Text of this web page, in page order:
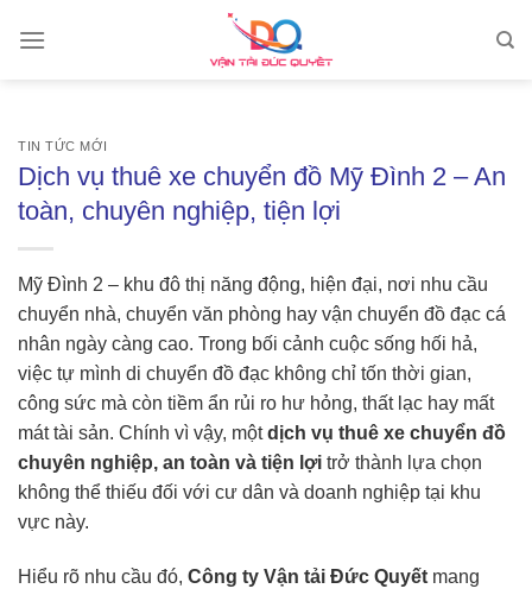
TIN TỨC MỚI
Dịch vụ thuê xe chuyển đồ Mỹ Đình 2 – An
toàn, chuyên nghiệp, tiện lợi
Mỹ Đình 2 – khu đô thị năng động, hiện đại, nơi nhu cầu
chuyển nhà, chuyển văn phòng hay vận chuyển đồ đạc cá
nhân ngày càng cao. Trong bối cảnh cuộc sống hối hả,
việc tự mình di chuyển đồ đạc không chỉ tốn thời gian,
công sức mà còn tiềm ẩn rủi ro hư hỏng, thất lạc hay mất
mát tài sản. Chính vì vậy, mộtdịch vụ thuê xe chuyển đồ
chuyên nghiệp, an toàn và tiện lợi trở thành lựa chọn
không thể thiếu đối với cư dân và doanh nghiệp tại khu
vực này.
Hiểu rõ nhu cầu đó, Công ty Vận tải Đức Quyết mang